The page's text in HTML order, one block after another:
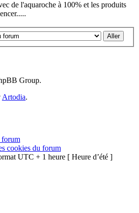
de l'aquaroche à 100% et les produits
Group.
Artodia.
forum
cookies du forum
UTC + 1 heure [ Heure d’été ]